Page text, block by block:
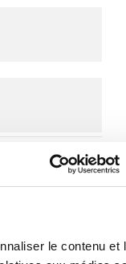
le contenu et
de couleur
et appartenant
de façon claire